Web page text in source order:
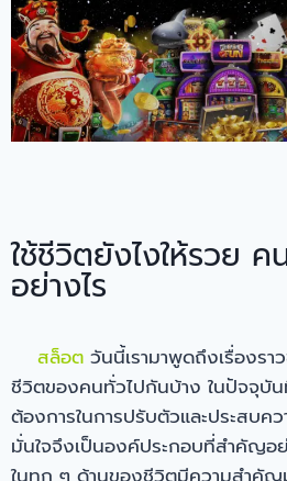
ใช้ชีวิตยังไงให้รวย
อย่างไร
สล็อต วันนี้เรามาพูดถึงเรื่องรา
ชีวิตของคนทั่วไปกันบ้าง ในปัจจุบั
ต้องการในการปรับตัวและประสบค
มั่นใจจึงเป็นองค์ประกอบที่สำคัญอ